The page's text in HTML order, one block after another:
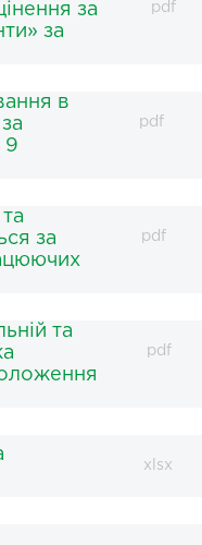
за
за
pdf
в
9
pdf
за
pdf
та
pdf
xlsx